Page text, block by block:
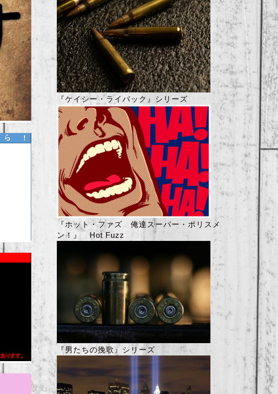
『ケイシー・ライバック』シリーズ
『ホット・ファズ 俺達スーパー・ポリスメ
ン！』 Hot Fuzz
『男たちの挽歌』シリーズ